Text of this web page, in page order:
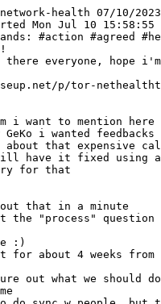
network-health 07/10/2023